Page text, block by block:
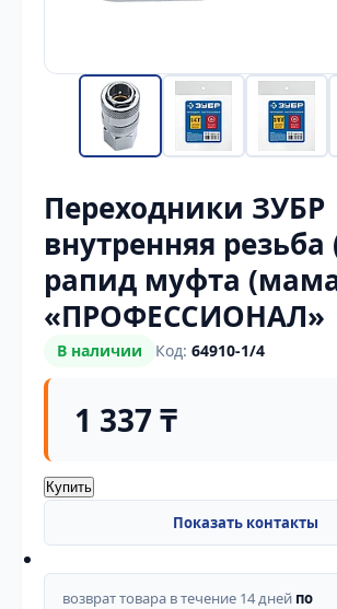
Переходники ЗУБР
внутренняя резьба
рапид муфта
«ПРОФЕССИОНАЛ»
В наличии Код: 64910-1/4
1 337 ₸
Купить
возврат товара в течение 14 дней по